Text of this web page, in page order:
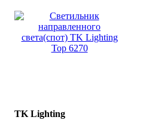
TK Lighting